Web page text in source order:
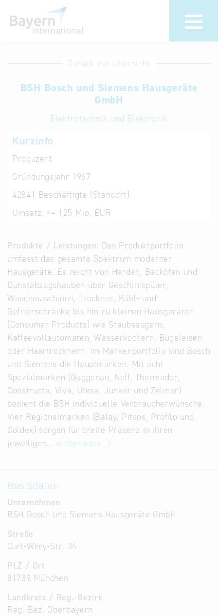
Anmeldung
Unternehmen
Institution
Eintrag
löschen
Aktualisieren
Sie Ihren
Datenbanken
aus
Österreich
und der
Slowakei
Zurück zur Übersicht
BSH Bosch und Siemens Hausgeräte
GmbH
Elektrotechnik und Elektronik
Kurzinfo
Produzent
Gründungsjahr 1967
42841 Beschäftigte (Standort)
Umsatz: >= 125 Mio. EUR
Produkte / Leistungen: Das Produktportfolio
umfasst das gesamte Spektrum moderner
Hausgeräte. Es reicht von Herden, Backöfen und
Dunstabzugshauben über Geschirrspüler,
Waschmaschinen, Trockner, Kühl- und
Gefrierschränke bis hin zu kleinen Hausgeräten
(Consumer Products) wie Staubsaugern,
Kaffeevollautomaten, Wasserkochern, Bügeleisen
oder Haartrocknern. Im Markenportfolio sind Bosch
und Siemens die Hauptmarken. Mit acht
Spezialmarken (Gaggenau, Neff, Thermador,
Constructa, Viva, Ufesa, Junker und Zelmer)
bedient die BSH individuelle Verbraucherwünsche.
Vier Regionalmarken (Balay, Pitsos, Profilo und
Coldex) sorgen für breite Präsenz in ihren
jeweiligen… weiterlesen
Basisdaten
Unternehmen
BSH Bosch und Siemens Hausgeräte GmbH
Straße
Carl-Wery-Str. 34
PLZ / Ort
81739 München
Landkreis / Reg.-Bezirk
Reg.-Bez. Oberbayern